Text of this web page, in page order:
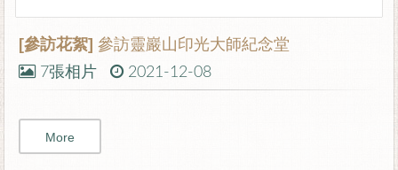
[參訪花絮] 參訪靈巖山印光大師紀念堂
7張相片 2021-12-08
More